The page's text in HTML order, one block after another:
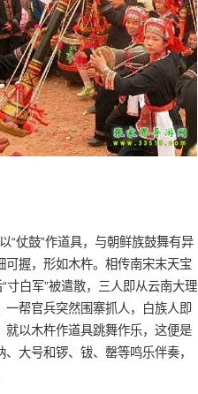
“仗鼓”作道具，与朝鲜族鼓舞有异
握，形如木杵。相传南宋末天宝
寸白军”被遣散，三人即从云南大理
帮官兵突然围寨抓人，白族人即
以木杵作道具跳舞作乐，这便是
大号和锣、钹、罄等鸣乐伴奏，